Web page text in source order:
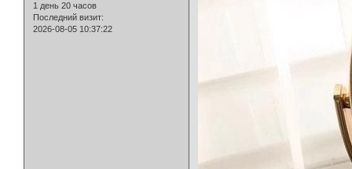
1 день 20 часов
Последний визит:
2026-08-05 10:37:22